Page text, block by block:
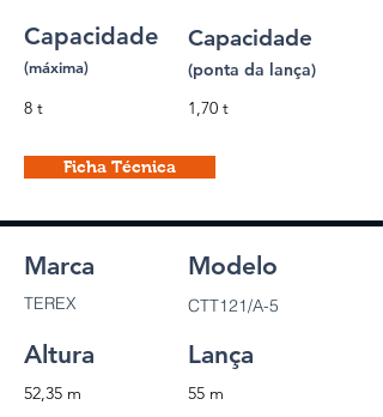
Capacidade
(máxima)
Capacidade
(ponta da lança)
Ficha Técnica
8 t 1,70 t
Marca Modelo
Altura Lança
TEREX CTT121/A-5
52,35 m 55 m